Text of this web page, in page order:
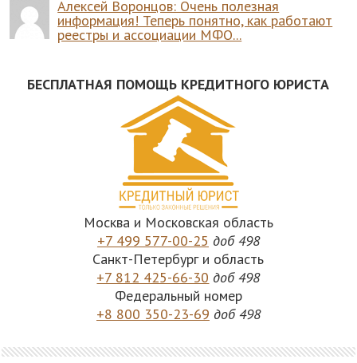
Алексей Воронцов: Очень полезная
информация! Теперь понятно, как работают
реестры и ассоциации МФО...
БЕСПЛАТНАЯ ПОМОЩЬ КРЕДИТНОГО ЮРИСТА
Москва и Московская область
+7 499 577-00-25 доб 498
Санкт-Петербург и область
+7 812 425-66-30 доб 498
Федеральный номер
+8 800 350-23-69 доб 498